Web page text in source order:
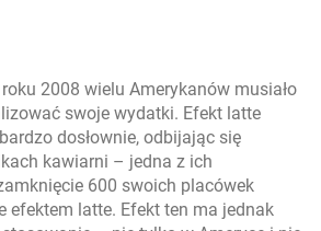
2008 wielu Amerykanów musiało
swoje wydatki. Efekt latte
dosłownie, odbijając się
kawiarni – jedna z ich
600 swoich placówek
efektem latte. Efekt ten ma jednak